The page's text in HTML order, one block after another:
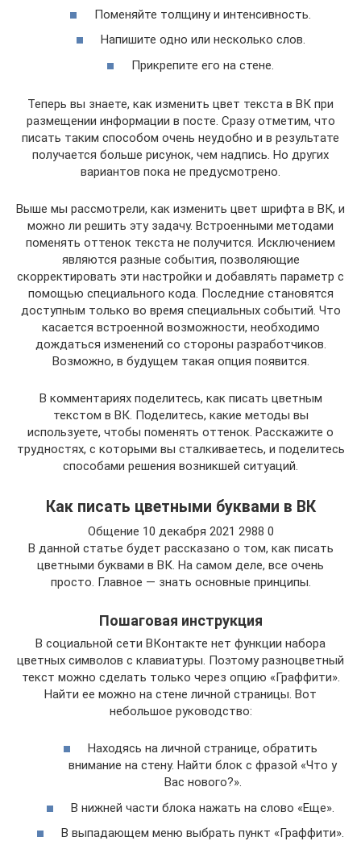
Поменяйте толщину и интенсивность.
Напишите одно или несколько слов.
Прикрепите его на стене.
Теперь вы знаете, как изменить цвет текста в ВК при
размещении информации в посте. Сразу отметим, что
писать таким способом очень неудобно и в результате
получается больше рисунок, чем надпись. Но других
вариантов пока не предусмотрено.
Выше мы рассмотрели, как изменить цвет шрифта в ВК, и
можно ли решить эту задачу. Встроенными методами
поменять оттенок текста не получится. Исключением
являются разные события, позволяющие
скорректировать эти настройки и добавлять параметр с
помощью специального кода. Последние становятся
доступным только во время специальных событий. Что
касается встроенной возможности, необходимо
дождаться изменений со стороны разработчиков.
Возможно, в будущем такая опция появится.
В комментариях поделитесь, как писать цветным
текстом в ВК. Поделитесь, какие методы вы
используете, чтобы поменять оттенок. Расскажите о
трудностях, с которыми вы сталкиваетесь, и поделитесь
способами решения возникшей ситуаций.
Как писать цветными буквами в ВК
Общение 10 декабря 2021 2988 0
В данной статье будет рассказано о том, как писать
цветными буквами в ВК. На самом деле, все очень
просто. Главное — знать основные принципы.
Пошаговая инструкция
В социальной сети ВКонтакте нет функции набора
цветных символов с клавиатуры. Поэтому разноцветный
текст можно сделать только через опцию «Граффити».
Найти ее можно на стене личной страницы. Вот
небольшое руководство:
Находясь на личной странице, обратить
внимание на стену. Найти блок с фразой «Что у
Вас нового?».
В нижней части блока нажать на слово «Еще».
В выпадающем меню выбрать пункт «Граффити».